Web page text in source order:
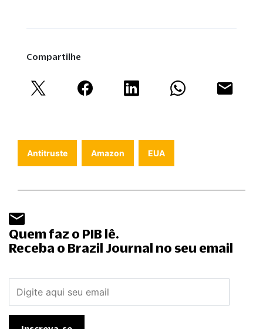
Compartilhe
Antitruste Amazon EUA
Quem faz o PIB lê.
Receba o Brazil Journal no seu email